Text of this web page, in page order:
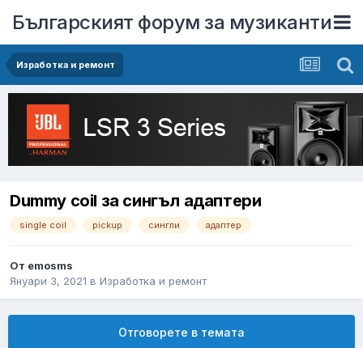
Българският форум за музиканти
Изработка и ремонт
Dummy coil за сингъл адаптери
single coil pickup сингли адаптер
От emosms
Януари 3, 2021 в Изработка и ремонт
Отговорете в темата